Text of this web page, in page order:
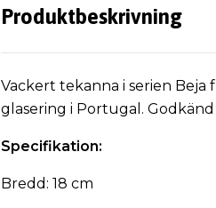
Produktbeskrivning
Vackert tekanna i serien Beja
glasering i Portugal.
Specifikation:
Bredd: 18 cm